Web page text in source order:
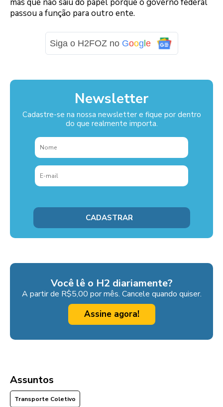
mas que não saiu do papel porque o governo federal
passou a função para outro ente.
Siga o H2FOZ no Google
Newsletter
Cadastre-se na nossa newsletter e fique por dentro
do que realmente importa.
Você lê o H2 diariamente?
A partir de R$5,00 por mês. Cancele quando quiser.
Assine agora!
Assuntos
Transporte Coletivo